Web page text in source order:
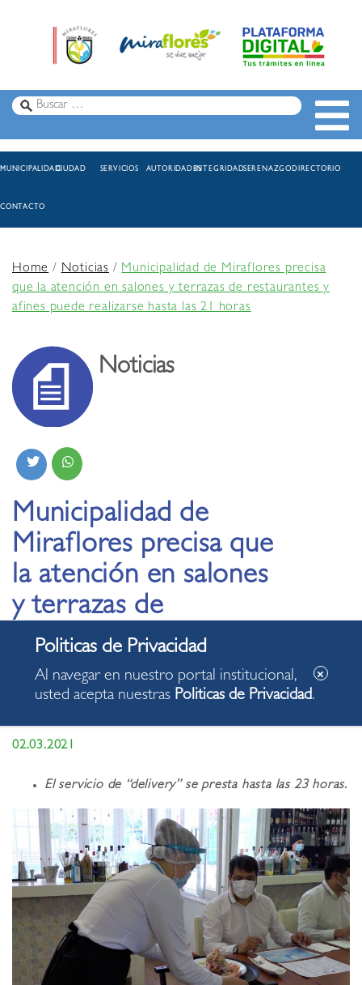
MUNICIPALIDADCIUDAD SERVICIOS AUTORIDADESINTEGRIDADSERENAZGODIRECTORIO
CONTACTO
Home/Noticias /Municipalidad de Miraflores precisa
que la atención en salones y terrazas de restaurantes y
afines puede realizarse hasta las 21 horas
Noticias
Municipalidad de
Miraflores precisa que
la atención en salones
y terrazas de
restaurantes y afines
puede realizarse hasta
las 21 horas
02.03.2021
El servicio de “delivery” se presta hasta las 23 horas.
Al navegar en nuestro portal institucional,
usted acepta nuestras Politicas de Privacidad.